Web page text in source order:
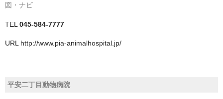
印西市
君津市
四街道市
富津市
図・ナビ
TEL 045-584-7777
URLhttp://www.pia-animalhospital.jp/
平安二丁目動物病院